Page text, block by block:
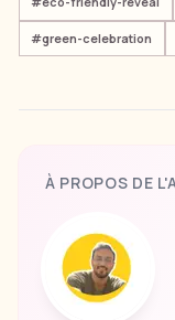
#green-celebration
À PROPOS DE